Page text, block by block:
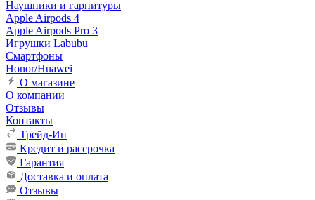
Наушники и гарнитуры
Apple Airpods 4
Apple Airpods Pro 3
Игрушки Labubu
Смартфоны
Honor/Huawei
О магазине
О компании
Отзывы
Контакты
Трейд-Ин
Кредит и рассрочка
Гарантия
Доставка и оплата
Отзывы